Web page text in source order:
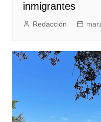
inmigrantes
Redacción